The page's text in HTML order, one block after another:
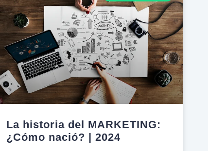
La historia del MARKETING:
¿Cómo nació? | 2024